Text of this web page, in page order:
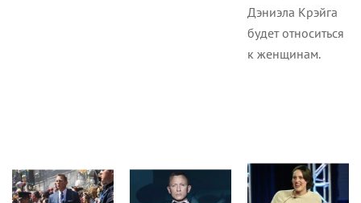
Дэниэла Крэйга
будет относиться
к женщинам.